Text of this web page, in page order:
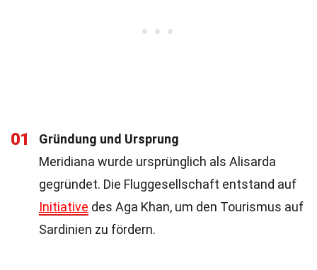
01
Gründung und Ursprung
Meridiana wurde ursprünglich als Alisarda
gegründet. Die Fluggesellschaft entstand auf
Initiative des Aga Khan, um den Tourismus auf
Sardinien zu fördern.